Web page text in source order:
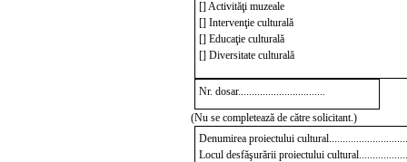
[] Activităţi muzeale
[] Intervenţie culturală
[] Educaţie culturală
[] Diversitate culturală
Nr. dosar................................
(Nu se completează de către solicitant.)
Denumirea proiectului
Locul desfăşurării proiectului